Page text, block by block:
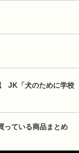
　JK「犬のために学校
っている商品まとめ